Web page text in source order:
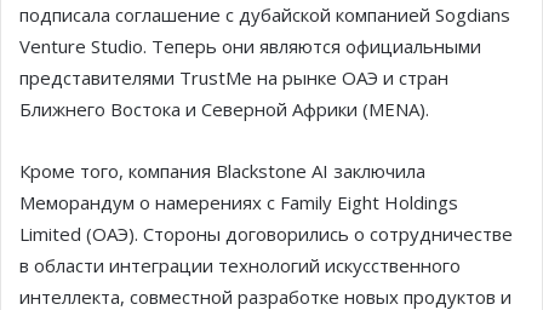
подписала соглашение с дубайской компанией Sogdians
Venture Studio. Теперь они являются официальными
представителями TrustMe на рынке ОАЭ и стран
Ближнего Востока и Северной Африки (MENA).
Кроме того, компания Blackstone AI заключила
Меморандум о намерениях с Family Eight Holdings
Limited (ОАЭ). Стороны договорились о сотрудничестве
в области интеграции технологий искусственного
интеллекта, совместной разработке новых продуктов и